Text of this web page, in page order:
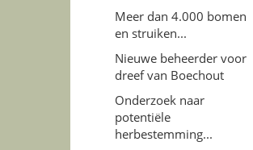
Meer dan 4.000 bomen
en struiken...
Nieuwe beheerder voor
dreef van Boechout
Onderzoek naar
potentiële
herbestemming...